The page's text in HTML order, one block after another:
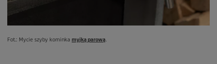
Fot.: Mycie szyby kominka myjką parową.